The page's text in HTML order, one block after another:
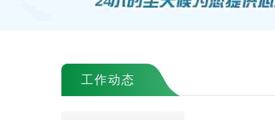
工作动态